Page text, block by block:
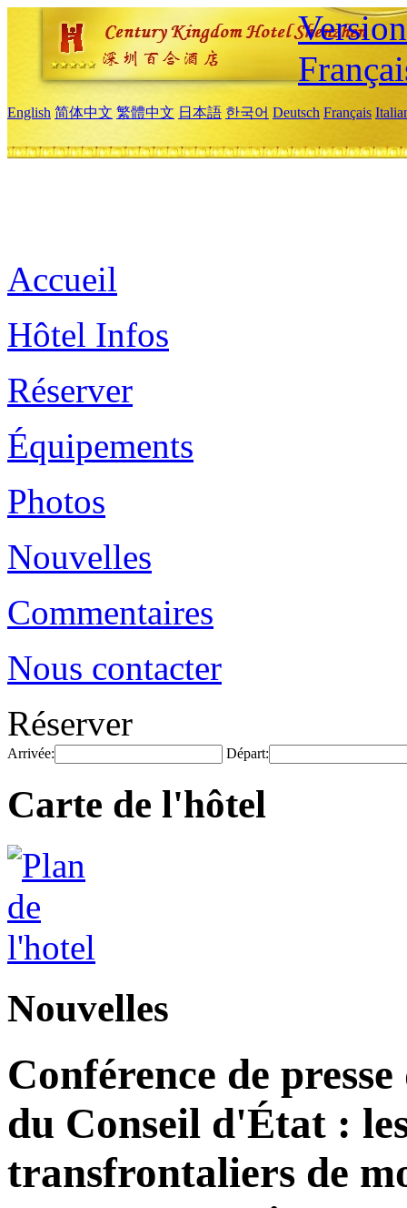
English 简体中文 繁體中文 日本語 한국어 Deutsch Français
Accueil
Hôtel Infos
Réserver
Équipements
Photos
Nouvelles
Commentaires
Nous contacter
Réserver
Arrivée: Départ:
Carte de l'hôtel
Nouvelles
Conférence de
du Conseil d'État :
transfrontaliers de